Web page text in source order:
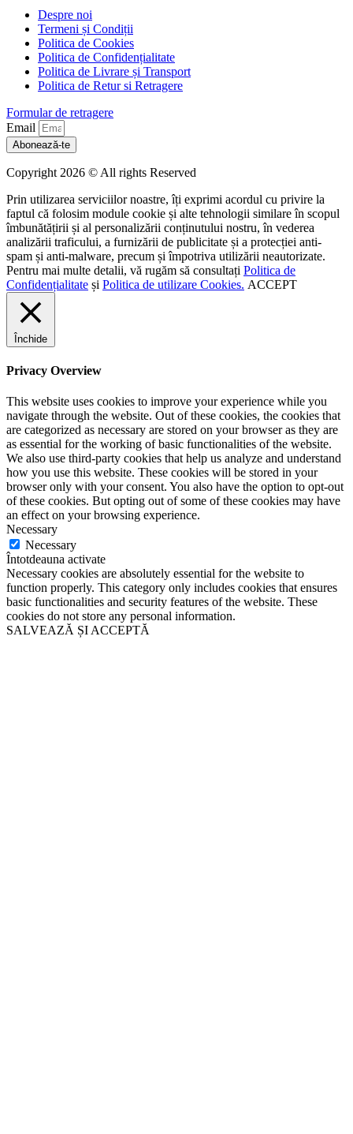
Despre noi
Termeni și Condiții
Politica de Cookies
Politica de Confidențialitate
Politica de Livrare și Transport
Politica de Retur si Retragere
Formular de retragere
Email
Abonează-te
Copyright 2026 © All rights Reserved
Prin utilizarea serviciilor noastre, îți exprimi acordul cu privire la
faptul că folosim module cookie și alte tehnologii similare în scopul
îmbunătățirii și al personalizării conținutului nostru, în vederea
analizării traficului, a furnizării de publicitate și a protecției anti-
spam și anti-malware, precum și împotriva utilizării neautorizate.
Pentru mai multe detalii, vă rugăm să consultați Politica de
Confidențialitate și Politica de utilizare Cookies. ACCEPT
Închide
Privacy Overview
This website uses cookies to improve your experience while you
navigate through the website. Out of these cookies, the cookies that
are categorized as necessary are stored on your browser as they are
as essential for the working of basic functionalities of the website.
We also use third-party cookies that help us analyze and understand
how you use this website. These cookies will be stored in your
browser only with your consent. You also have the option to opt-out
of these cookies. But opting out of some of these cookies may have
an effect on your browsing experience.
Necessary
Necessary
Întotdeauna activate
Necessary cookies are absolutely essential for the website to
function properly. This category only includes cookies that ensures
basic functionalities and security features of the website. These
cookies do not store any personal information.
SALVEAZĂ ȘI ACCEPTĂ